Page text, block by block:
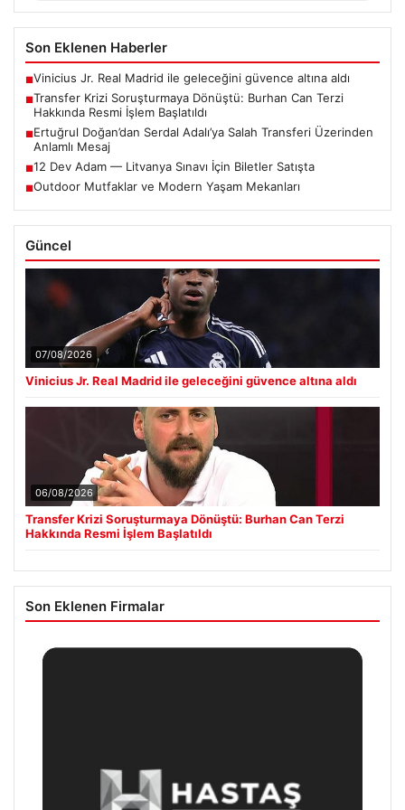
Son Eklenen Haberler
■Vinicius Jr. Real Madrid ile geleceğini güvence altına aldı
■Transfer Krizi Soruşturmaya Dönüştü: Burhan Can Terzi
Hakkında Resmi İşlem Başlatıldı
■Ertuğrul Doğan’dan Serdal Adalı’ya Salah Transferi Üzerinden
Anlamlı Mesaj
■12 Dev Adam — Litvanya Sınavı İçin Biletler Satışta
■Outdoor Mutfaklar ve Modern Yaşam Mekanları
Güncel
07/08/2026
Vinicius Jr. Real Madrid ile geleceğini güvence altına aldı
06/08/2026
Transfer Krizi Soruşturmaya Dönüştü: Burhan Can Terzi
Hakkında Resmi İşlem Başlatıldı
Son Eklenen Firmalar